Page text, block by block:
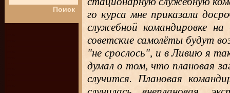
го курса мне приказали
служебной командировке
советские самолёты будут
"не срослось", и в Ливию я
думал о том, что плановая
случится. Плановая